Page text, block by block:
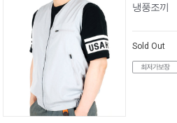
냉풍조끼
Sold Out